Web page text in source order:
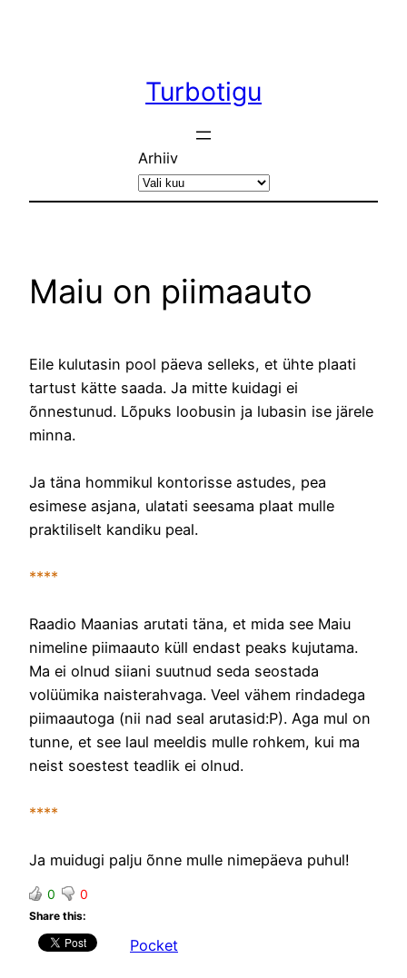
Turbotigu
Arhiiv
Maiu on piimaauto
Eile kulutasin pool päeva selleks, et ühte plaati
tartust kätte saada. Ja mitte kuidagi ei
õnnestunud. Lõpuks loobusin ja lubasin ise järele
minna.
Ja täna hommikul kontorisse astudes, pea
esimese asjana, ulatati seesama plaat mulle
praktiliselt kandiku peal.
****
Raadio Maanias arutati täna, et mida see Maiu
nimeline piimaauto küll endast peaks kujutama.
Ma ei olnud siiani suutnud seda seostada
volüümika naisterahvaga. Veel vähem rindadega
piimaautoga (nii nad seal arutasid:P). Aga mul on
tunne, et see laul meeldis mulle rohkem, kui ma
neist soestest teadlik ei olnud.
****
Ja muidugi palju õnne mulle nimepäeva puhul!
0 0
Share this:
Pocket